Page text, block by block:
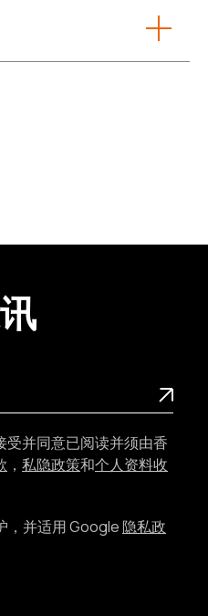
并同意已阅读并须由香
， 私隐政策和个人资料收
，并适用 Google隐私政